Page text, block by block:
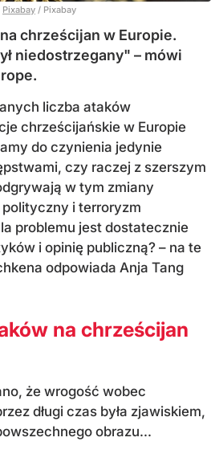
Pixabay / Pixabay
chrześcijan w Europie.
niedostrzegany" – mówi
liczba ataków
chrześcijańskie w Europie
do czynienia jedynie
czy raczej z szerszym
w tym zmiany
polityczny i terroryzm
problemu jest dostatecznie
i opinię publiczną? – na te
odpowiada Anja Tang
na chrześcijan
że wrogość wobec
długi czas była zjawiskiem,
obrazu...